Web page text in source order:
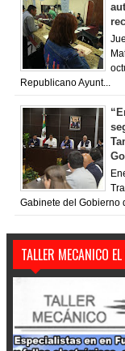
Republicano Ayunt...
Gabinete del Gobierno
TALLER MECANICO